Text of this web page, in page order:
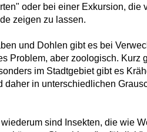
oder bei einer Exkursion, die
zeigen zu lassen.
und Dohlen gibt es bei
Problem, aber zoologisch. Kurz
im Stadtgebiet gibt es
daher in unterschiedlichen
sind Insekten, die wie